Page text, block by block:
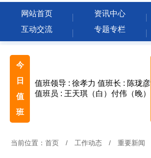
网站首页 资讯中心
互动交流
专题专栏
今
日
值
班
值班领导 : 徐孝力 值班长 : 陈珑彦
值班员 : 王天琪（白）付伟（晚）
当前位置： 首页 / 工作动态 / 重要新闻